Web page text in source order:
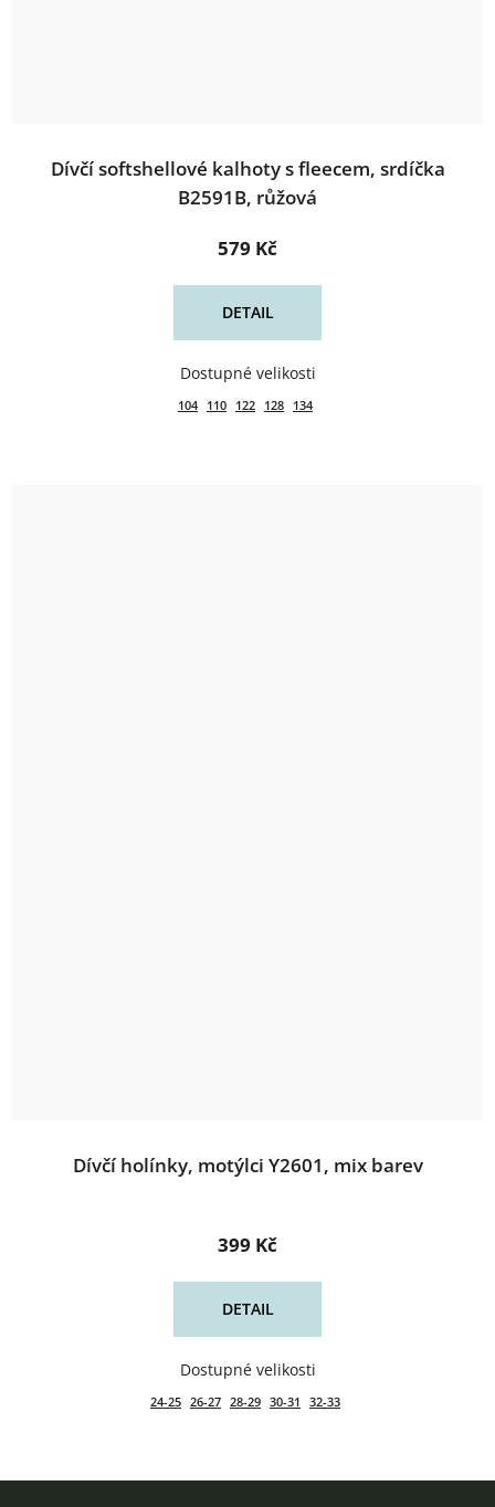
Dívčí softshellové kalhoty s fleecem, srdíčka
B2591B, růžová
579 Kč
DETAIL
104 110 122 128 134
Dívčí holínky, motýlci Y2601, mix barev
399 Kč
DETAIL
24-25 26-27 28-29 30-31 32-33